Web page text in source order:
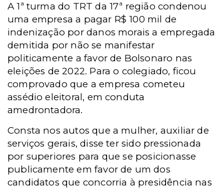
A 1ª turma do TRT da 17ª região condenou
uma empresa a pagar R$ 100 mil de
indenização por danos morais a empregada
demitida por não se manifestar
politicamente a favor de Bolsonaro nas
eleições de 2022. Para o colegiado, ficou
comprovado que a empresa cometeu
assédio eleitoral, em conduta
amedrontadora.
Consta nos autos que a mulher, auxiliar de
serviços gerais, disse ter sido pressionada
por superiores para que se posicionasse
publicamente em favor de um dos
candidatos que concorria à presidência nas